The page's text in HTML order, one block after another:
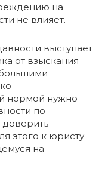
на
не влияет.
выступает
от взыскания
нормой нужно
по
этого к юристу
на